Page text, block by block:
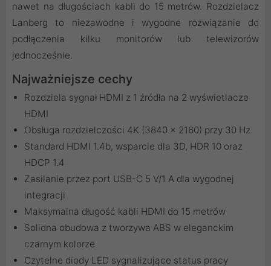
nawet na długościach kabli do 15 metrów. Rozdzielacz
Lanberg to niezawodne i wygodne rozwiązanie do
podłączenia kilku monitorów lub telewizorów
jednocześnie.
Najważniejsze cechy
Rozdziela sygnał HDMI z 1 źródła na 2 wyświetlacze
HDMI
Obsługa rozdzielczości 4K (3840 x 2160) przy 30 Hz
Standard HDMI 1.4b, wsparcie dla 3D, HDR 10 oraz
HDCP 1.4
Zasilanie przez port USB-C 5 V/1 A dla wygodnej
integracji
Maksymalna długość kabli HDMI do 15 metrów
Solidna obudowa z tworzywa ABS w eleganckim
czarnym kolorze
Czytelne diody LED sygnalizujące status pracy